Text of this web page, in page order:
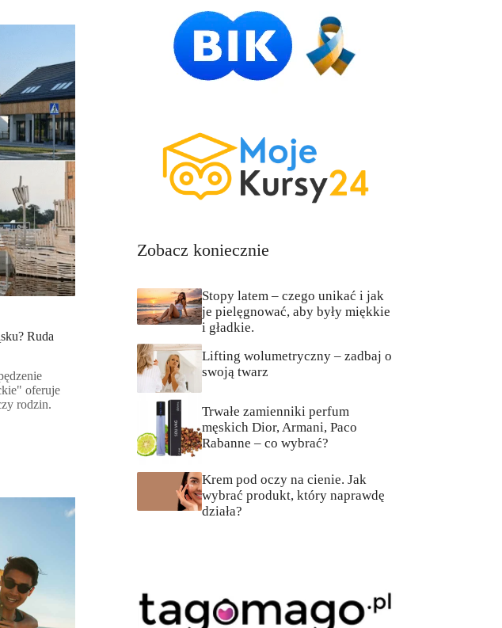
Ruda
oferuje
rodzin.
Zobacz koniecznie
Stopy latem – czego unikać i jak
je pielęgnować, aby były miękkie
i gładkie.
Lifting wolumetryczny – zadbaj o
swoją twarz
Trwałe zamienniki perfum
męskich Dior, Armani, Paco
Rabanne – co wybrać?
Krem pod oczy na cienie. Jak
wybrać produkt, który naprawdę
działa?